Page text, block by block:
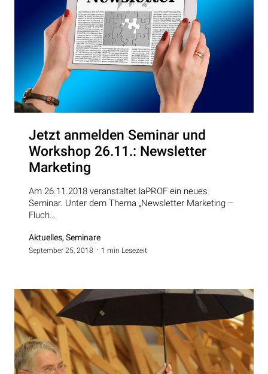
Jetzt anmelden Seminar und
Workshop 26.11.: Newsletter
Marketing
Am 26.11.2018 veranstaltet laPROF ein neues
Seminar. Unter dem Thema „Newsletter Marketing –
Fluch…
Aktuelles, Seminare
September 25, 2018 1 min Lesezeit